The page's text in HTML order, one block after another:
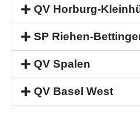
QV Horburg-
SP Riehen-
QV Spalen
QV Basel West